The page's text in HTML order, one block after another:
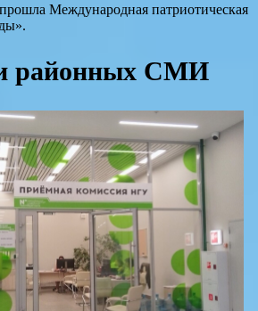
Международная патриотическая